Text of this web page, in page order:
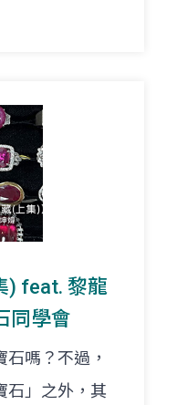
) feat. 黎龍
同學會
嗎？不過，
石」之外，其